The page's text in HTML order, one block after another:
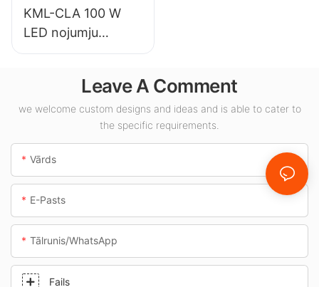
KML-CLA 100 W
LED nojumju
gaismekļu
iekštelpām,
piemēram,
degvielas uzpildes
stacijām un
pazemes pārejām.
Leave A Comment
we welcome custom designs and ideas and is able to cater to
the specific requirements.
Vārds
E-Pasts
Tālrunis/WhatsApp
Fails